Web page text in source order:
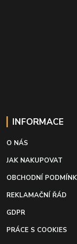
INFORMACE
O NÁS
JAK NAKUPOVAT
OBCHODNÍ
REKLAMAČNÍ ŘÁD
GDPR
PRÁCE S COOKIES